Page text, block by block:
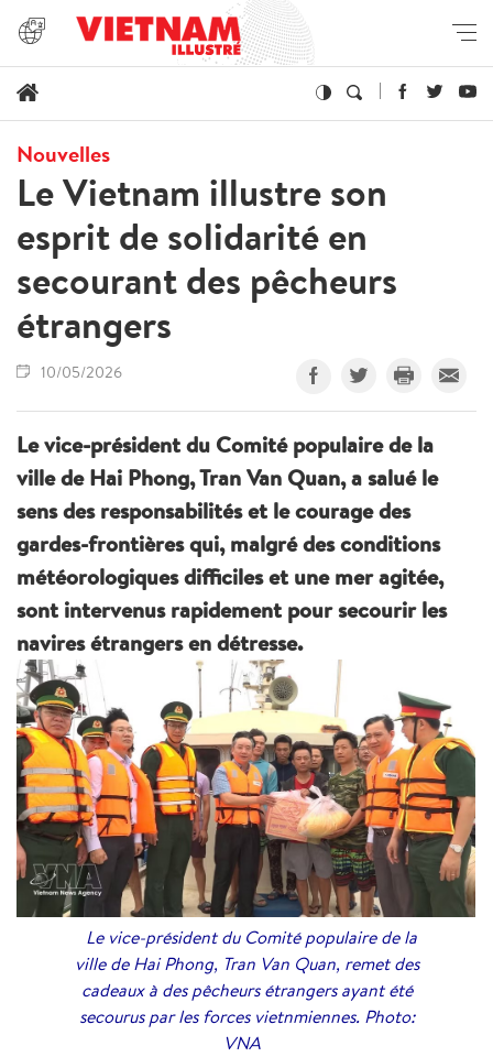
Nouvelles
Le Vietnam illustre son
esprit de solidarité en
secourant des pêcheurs
étrangers
10/05/2026
Le vice-président du Comité populaire de la
ville de Hai Phong, Tran Van Quan, a salué le
sens des responsabilités et le courage des
gardes-frontières qui, malgré des conditions
météorologiques difficiles et une mer agitée,
sont intervenus rapidement pour secourir les
navires étrangers en détresse.
Le vice-président du Comité populaire de la
ville de Hai Phong, Tran Van Quan, remet des
cadeaux à des pêcheurs étrangers ayant été
secourus par les forces vietnmiennes. Photo:
VNA